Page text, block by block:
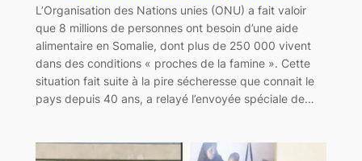
L’Organisation des Nations unies (ONU) a fait valoir
que 8 millions de personnes ont besoin d’une aide
alimentaire en Somalie, dont plus de 250 000 vivent
dans des conditions « proches de la famine ». Cette
situation fait suite à la pire sécheresse que connait le
pays depuis 40 ans, a relayé l’envoyée spéciale de…